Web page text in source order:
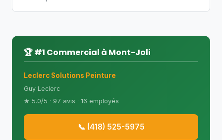
🏆 #1 Commercial à Mont-Joli
Leclerc Solutions Peinture
Guy Leclerc
★ 5.0/5 · 97 avis · 16 employés
📞 (418) 525-5975